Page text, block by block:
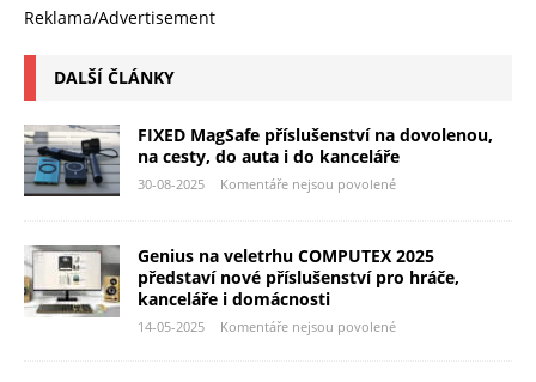
Reklama/Advertisement
DALŠÍ ČLÁNKY
FIXED MagSafe příslušenství na dovolenou,
na cesty, do auta i do kanceláře
30-08-2025 Komentáře nejsou povolené
Genius na veletrhu COMPUTEX 2025
představí nové příslušenství pro hráče,
kanceláře i domácnosti
14-05-2025 Komentáře nejsou povolené